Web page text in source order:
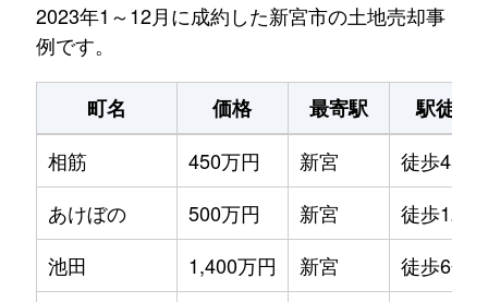
2023年1～12月に成約した新宮市の土地売却事
例です。
町名 価格 最寄駅
駅徒歩
相筋
450万円 新宮
徒歩45分
あけぼの
500万円 新宮
徒歩12分
池田
1,400万円 新宮
徒歩6分